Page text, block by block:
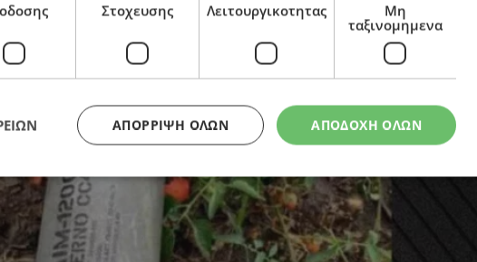
– Ενεργοποιήθηκε το Άρθρο 4 μετά την εισβολή των drones
Στοχευσης Λειτουργικοτητας
Μη
ταξινομημενα
ΑΠΟΔΟΧΗ ΟΛΩΝ
ΑΠΌΡΡΙΨΗ ΌΛΩΝ